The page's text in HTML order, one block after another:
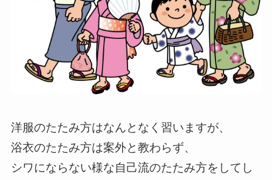
洋服のたたみ方はなんとなく習いますが、
浴衣のたたみ方は案外と教わらず、
シワにならない様な自己流のたたみ方をしてし